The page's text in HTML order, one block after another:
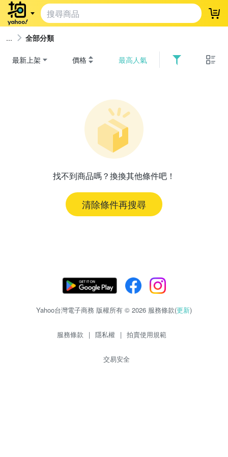
登
全部分類
最新上架 價格 最高人氣
找不到商品嗎？換換其他條件吧！
清除條件再搜尋
Yahoo台灣電子商務 版權所有 © 2026 服務條款(更新)
服務條款 | 隱私權 | 拍賣使用規範
交易安全